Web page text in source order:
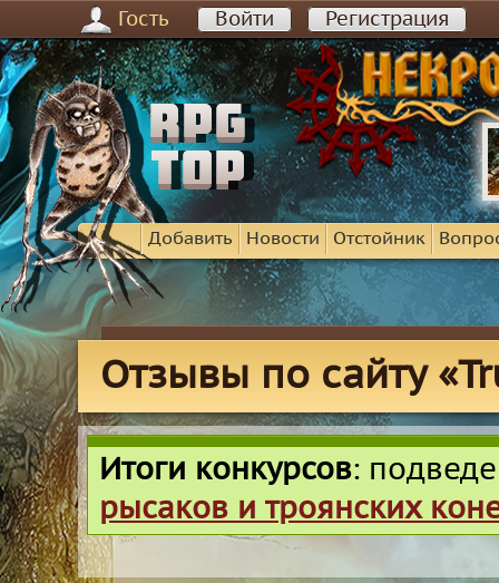
Гость Войти Регистрация
Добавить Новости Отстойник
Отзывы по сайту
Итоги конкурсов:
рысаков и троянских